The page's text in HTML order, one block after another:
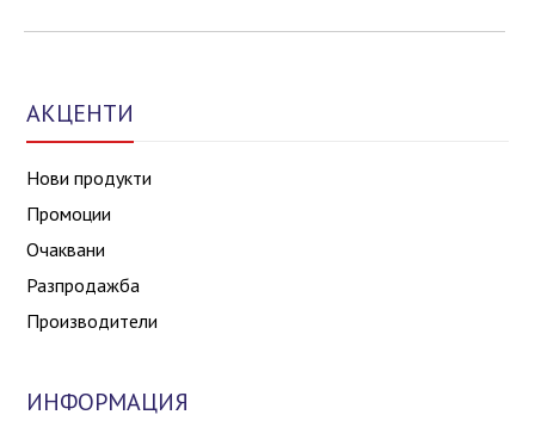
АКЦЕНТИ
Нови продукти
Промоции
Очаквани
Разпродажба
Производители
ИНФОРМАЦИЯ